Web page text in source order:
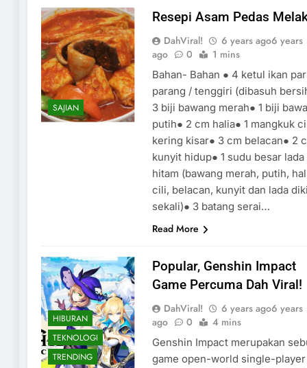
SAJIAN
Resepi Asam Pedas
DahViral! 6 years ago6 years
ago
0 1 mins
Bahan- Bahan ● 4 ketul ikan
parang / tenggiri (dibasuh
3 biji bawang merah● 1 biji
putih● 2 cm halia● 1 mangkuk
kering kisar● 3 cm belacan● 2
kunyit hidup● 1 sudu besar lada
hitam (bawang merah, putih,
cili, belacan, kunyit dan lada
sekali)● 3 batang serai…
Read More
HIBURAN
TEKNOLOGI
TRENDING
Popular, Genshin Impact
Game Percuma Dah Viral!
DahViral! 6 years ago6 years
ago
0 4 mins
Genshin Impact merupakan
game open-world single-player